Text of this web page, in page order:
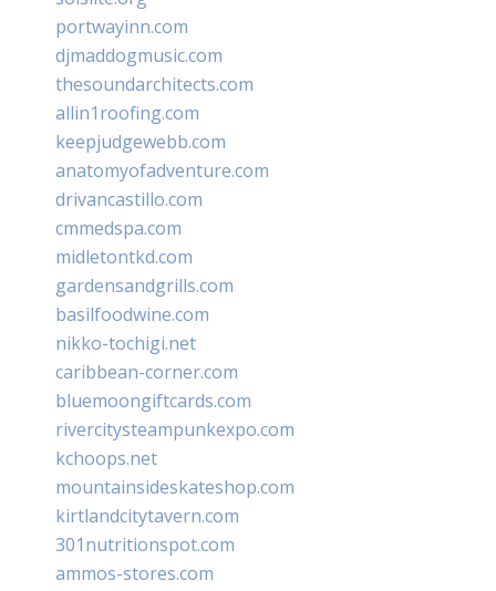
portwayinn.com
djmaddogmusic.com
thesoundarchitects.com
allin1roofing.com
keepjudgewebb.com
anatomyofadventure.com
drivancastillo.com
cmmedspa.com
midletontkd.com
gardensandgrills.com
basilfoodwine.com
nikko-tochigi.net
caribbean-corner.com
bluemoongiftcards.com
rivercitysteampunkexpo.com
kchoops.net
mountainsideskateshop.com
kirtlandcitytavern.com
301nutritionspot.com
ammos-stores.com